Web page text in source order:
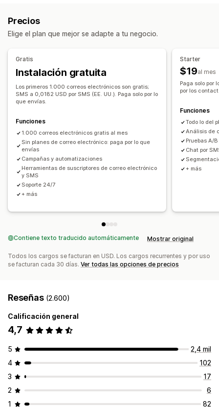
Promociones
Correos electrónicos por venta cruzada
Correos electrónicos sobre el pago
Intención de salida
Carrito abandonado
Abandono de la navegación
Correos electrónicos de bienvenida
Correos electrónicos de seguimiento
Correos electrónicos sobre nueva disponibilidad de
existencias
Correos electrónicos sobre ahorros
Recomendaciones de productos
Campañas automáticas
Reseñas de producto
Campañas de gestión
Lista de captura de correos electrónicos
Lista de captura de SMS Activadores y reglas
Automatizaciones
Segmentación Geolocalización
Información útil y consejos
Identificación de remitente personalizada
Mensajes personalizados Mensajes programados
Métricas de conversión
Informes y estadísticas en tiempo real
Seguimiento ROI
Segmentación Segmentos personalizados Suscripción
Automatización del flujo de trabajo
Recuperación de carritos
Códigos de descuento Solicitudes de comentarios
Confirmaciones de pedidos
Recomendaciones de productos
Seguimiento de pedidos
Mensajes de bienvenida Campañas de recuperación
Precios
Elige el plan que mejor se adapte a tu negocio.
Gratis
Instalación gratuita
Los primeros 1.000 correos electrónicos son gratis;
SMS a 0,0182 USD por SMS (EE. UU.). Paga solo por lo
que envías.
Funciones
1.000 correos electrónicos gratis al mes
Sin planes de correo electrónico: paga por lo que
envías
Campañas y automatizaciones
Herramientas de suscriptores de correo electrónico
y SMS
Soporte 24/7
+ más
Starter
$19al mes
Paga solo por
por los
Funciones
Todo lo del
Análisis de
Pruebas A/B
Chat por
+ más
Contiene texto traducido automáticamente Mostrar original
Todos los cargos se facturan en USD. Los cargos recurrentes y por uso
se facturan cada 30 días. Ver todas las opciones de precios
Reseñas (2.600)
Calificación general
4,7
5
2,4 mil
4
102
3
17
2
6
1
82